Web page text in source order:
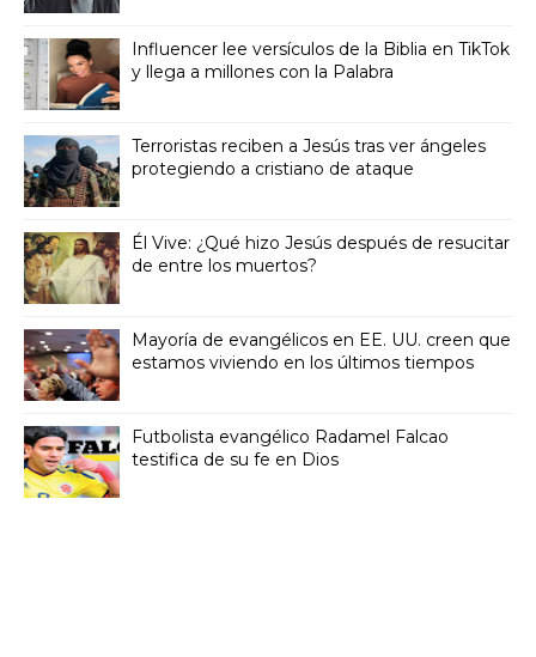
Influencer lee versículos de la Biblia en TikTok
y llega a millones con la Palabra
Terroristas reciben a Jesús tras ver ángeles
protegiendo a cristiano de ataque
Él Vive: ¿Qué hizo Jesús después de resucitar
de entre los muertos?
Mayoría de evangélicos en EE. UU. creen que
estamos viviendo en los últimos tiempos
Futbolista evangélico Radamel Falcao
testifica de su fe en Dios